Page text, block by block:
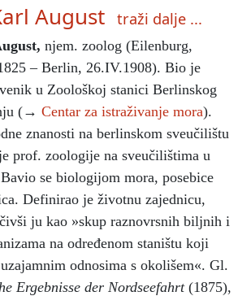
August traži dalje ...
, njem. zoolog (Eilenburg,
– Berlin, 26.IV.1908). Bio je
u Zoološkoj stanici Berlinskog
(→ Centar za istraživanje mora).
znanosti na berlinskom sveučilištu
prof. zoologije na sveučilištima u
se biologijom mora, posebice
Definirao je životnu zajednicu,
ju kao »skup raznovrsnih biljnih i
na određenom staništu koji
odnosima s okolišem«. Gl.
Ergebnisse der Nordseefahrt (1875),